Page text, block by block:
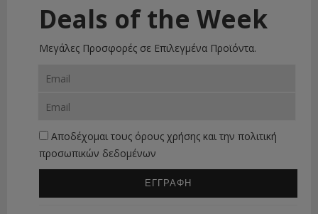
Deals of the Week
Μεγάλες Προσφορές σε Επιλεγμένα Προϊόντα.
Αποδέχομαι τους όρους χρήσης και την πολιτική
προσωπικών δεδομένων
ΕΓΓΡΑΦΗ